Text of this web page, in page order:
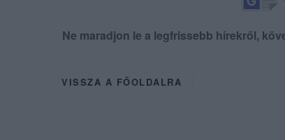
Ne maradjon le a legfrissebb hírekről,
VISSZA A FŐOLDALRA